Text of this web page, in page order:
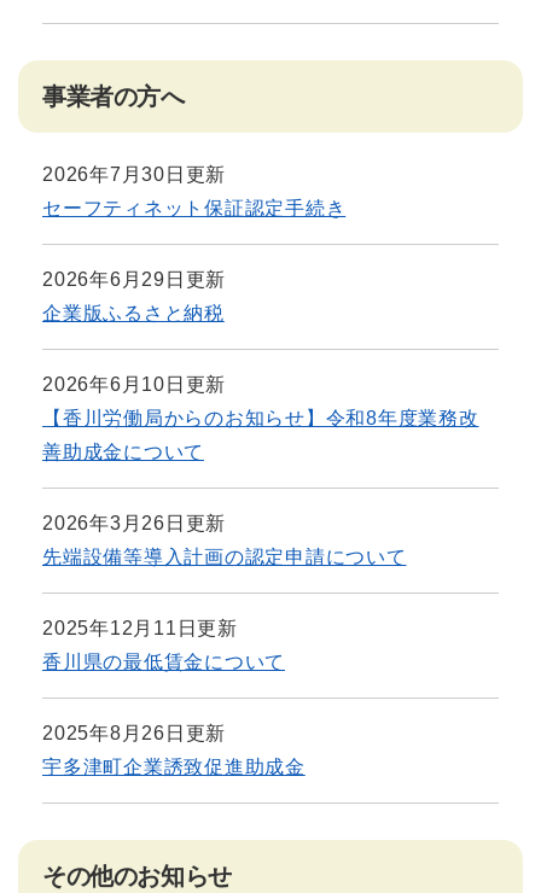
事業者の方へ
2026年7月30日更新
セーフティネット保証認定手続き
2026年6月29日更新
企業版ふるさと納税
2026年6月10日更新
【香川労働局からのお知らせ】令和8年度業務改
善助成金について
2026年3月26日更新
先端設備等導入計画の認定申請について
2025年12月11日更新
香川県の最低賃金について
2025年8月26日更新
宇多津町企業誘致促進助成金
その他のお知らせ